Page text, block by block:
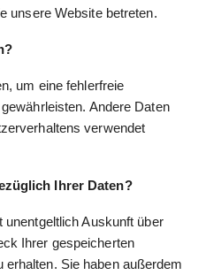
unsere Website betreten.
um eine fehlerfreie
Andere Daten
verwendet
Ihrer Daten?
Auskunft über
Ihrer gespeicherten
Sie haben außerdem